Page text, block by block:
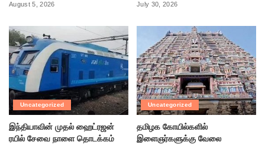
August 5, 2026 July 30, 2026
Uncategorized
இந்தியாவின் முதல் ஹைட்ரஜன்
ரயில் சேவை நாளை தொடக்கம்
Uncategorized
தமிழக கோயில்களில்
இளைஞர்களுக்கு வேலை